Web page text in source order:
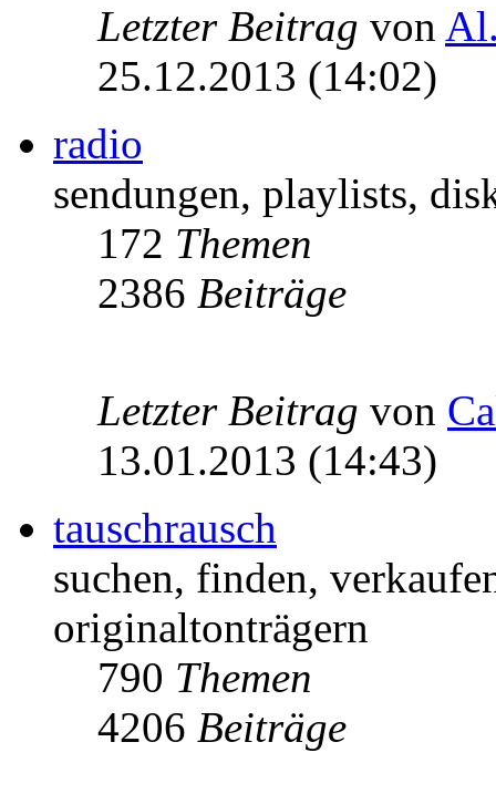
Letzter Beitrag von
25.12.2013 (14:02)
radio
sendungen, playlists,
172 Themen
2386 Beiträge
Letzter Beitrag von
13.01.2013 (14:43)
tauschrausch
suchen, finden,
originaltonträgern
790 Themen
4206 Beiträge